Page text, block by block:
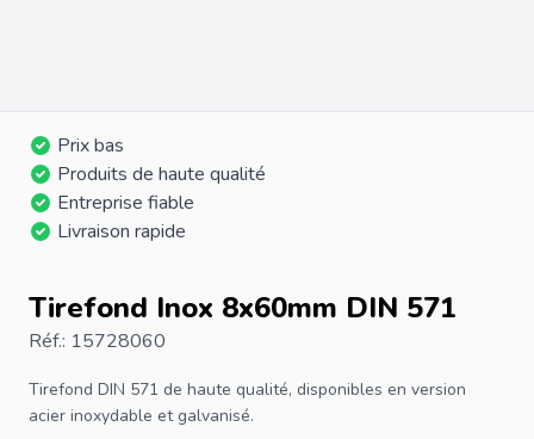
Prix bas
Produits de haute qualité
Entreprise fiable
Livraison rapide
Tirefond Inox 8x60mm DIN 571
Réf.: 15728060
Tirefond DIN 571 de haute qualité, disponibles en version
acier inoxydable et galvanisé.